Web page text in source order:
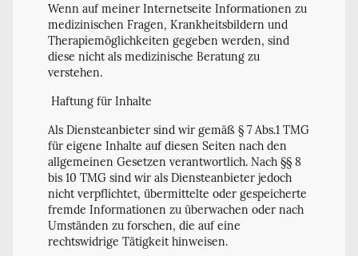
Wenn auf meiner Internetseite Informationen zu
medizinischen Fragen, Krankheitsbildern und
Therapiemöglichkeiten gegeben werden, sind
diese nicht als medizinische Beratung zu
verstehen.
Haftung für Inhalte
Als Diensteanbieter sind wir gemäß § 7 Abs.1 TMG
für eigene Inhalte auf diesen Seiten nach den
allgemeinen Gesetzen verantwortlich. Nach §§ 8
bis 10 TMG sind wir als Diensteanbieter jedoch
nicht verpflichtet, übermittelte oder gespeicherte
fremde Informationen zu überwachen oder nach
Umständen zu forschen, die auf eine
rechtswidrige Tätigkeit hinweisen.